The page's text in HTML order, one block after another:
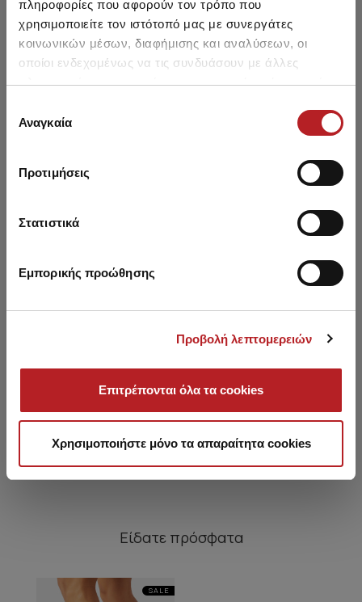
πληροφορίες που αφορούν τον τρόπο που
χρησιμοποιείτε τον ιστότοπό μας με συνεργάτες
κοινωνικών μέσων, διαφήμισης και αναλύσεων, οι
οποίοι ενδεχομένως να τις συνδυάσουν με άλλες
πληροφορίες που τους έχετε παραχωρήσει ή τις οποίες
των υπηρεσιών τους.
συγκατάθεσης
Αναγκαία
Προτιμήσεις
Στατιστικά
Εμπορικής προώθησης
Προβολή λεπτομερειών
Επιτρέπονται όλα τα cookies
Χρησιμοποιήστε μόνο τα απαραίτητα cookies
Μάλλινες Ισοθερμικές
Κάτσες χωρίς ραφή
9,00 €7,65 €-15%
Unisex Κάλτσες Bamboo
Χωρίς λάστιχο
5,60 €4,75 €-15%
Είδατε πρόσφατα
SALE